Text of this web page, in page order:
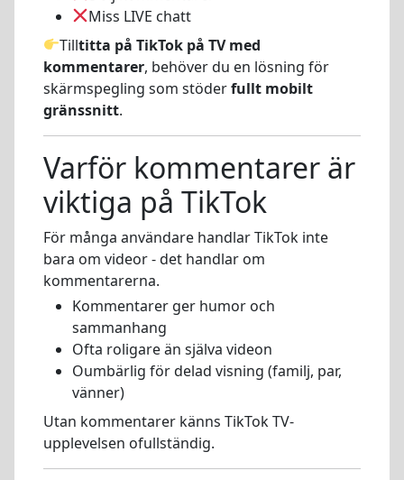
Miss LIVE chatt
Tilltitta på TikTok på TV med
kommentarer, behöver du en lösning för
skärmspegling som stöderfullt mobilt
gränssnitt.
Varför kommentarer är
viktiga på TikTok
För många användare handlar TikTok inte
bara om videor - det handlar om
kommentarerna.
Kommentarer ger humor och
sammanhang
Ofta roligare än själva videon
Oumbärlig för delad visning (familj, par,
vänner)
Utan kommentarer känns TikTok TV-
upplevelsen ofullständig.